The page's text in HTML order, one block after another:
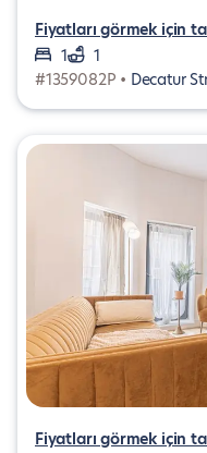
Fiyatları görmek için
1
1
#1359082P • Decatur
Fiyatları görmek için